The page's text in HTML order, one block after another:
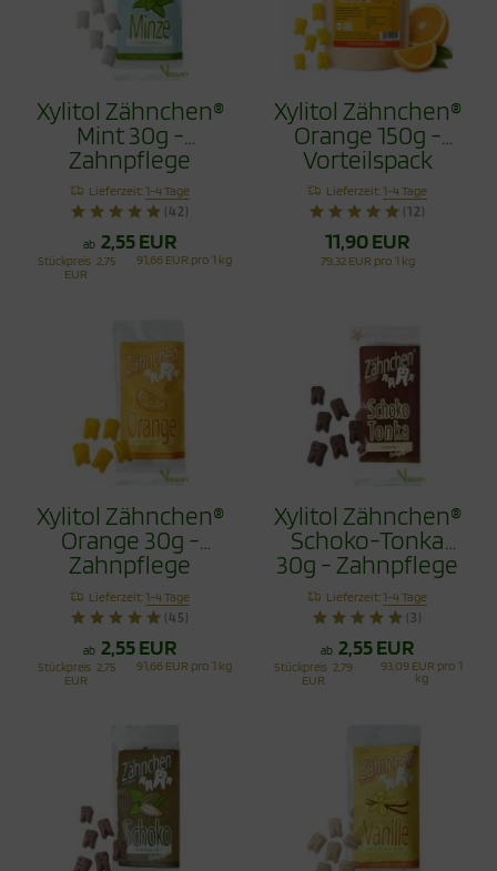
Xylitol Zähnchen®
Mint 30g -
Zahnpflege
Bonbons
Lieferzeit:1-4 Tage
(42)
ab 2,55 EUR
Stückpreis 2,75
EUR
91,66 EUR pro 1 kg
Xylitol Zähnchen®
Orange 150g -
Vorteilspack
Lieferzeit:1-4 Tage
(12)
11,90 EUR
79,32 EUR pro 1 kg
Xylitol Zähnchen®
Orange 30g -
Zahnpflege
Bonbons
Lieferzeit:1-4 Tage
(45)
ab 2,55 EUR
Stückpreis 2,75
EUR
91,66 EUR pro 1 kg
Xylitol Zähnchen®
Schoko-Tonka
30g - Zahnpflege
Bonbons
Lieferzeit:1-4 Tage
(3)
ab 2,55 EUR
Stückpreis 2,79
EUR
93,09 EUR pro 1
kg